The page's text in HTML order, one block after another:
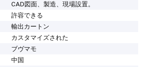
CAD図面、製造、現場設置。
許容できる
輸出カートン
カスタマイズされた
ブヴマモ
中国